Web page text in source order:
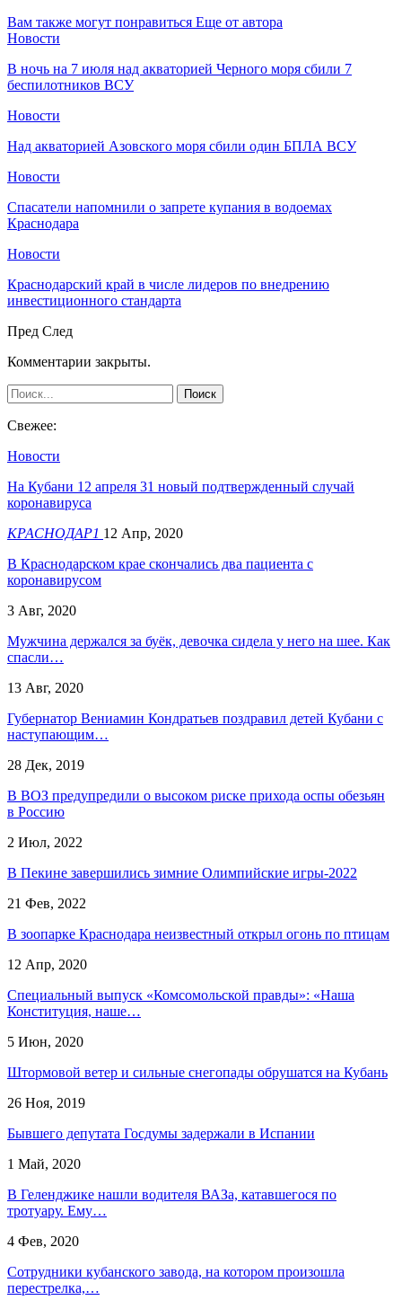
Вам также могут понравиться Еще от автора
Новости
В ночь на 7 июля над акваторией Черного моря сбили 7
беспилотников ВСУ
Новости
Над акваторией Азовского моря сбили один БПЛА ВСУ
Новости
Спасатели напомнили о запрете купания в водоемах
Краснодара
Новости
Краснодарский край в числе лидеров по внедрению
инвестиционного стандарта
Пред След
Комментарии закрыты.
Свежее:
Новости
На Кубани 12 апреля 31 новый подтвержденный случай
коронавируса
КРАСНОДАР1 12 Апр, 2020
В Краснодарском крае скончались два пациента с
коронавирусом
3 Авг, 2020
Мужчина держался за буёк, девочка сидела у него на шее. Как
спасли…
13 Авг, 2020
Губернатор Вениамин Кондратьев поздравил детей Кубани с
наступающим…
28 Дек, 2019
В ВОЗ предупредили о высоком риске прихода оспы обезьян
в Россию
2 Июл, 2022
В Пекине завершились зимние Олимпийские игры-2022
21 Фев, 2022
В зоопарке Краснодара неизвестный открыл огонь по птицам
12 Апр, 2020
Специальный выпуск «Комсомольской правды»: «Наша
Конституция, наше…
5 Июн, 2020
Штормовой ветер и сильные снегопады обрушатся на Кубань
26 Ноя, 2019
Бывшего депутата Госдумы задержали в Испании
1 Май, 2020
В Геленджике нашли водителя ВАЗа, катавшегося по
тротуару. Ему…
4 Фев, 2020
Сотрудники кубанского завода, на котором произошла
перестрелка,…